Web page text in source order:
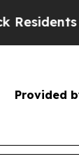
of
Provided